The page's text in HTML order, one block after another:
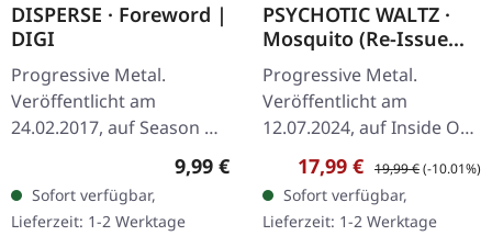
DISPERSE · Foreword |
DIGI
Progressive Metal.
Veröffentlicht am
24.02.2017, auf Season Of
Mist. First edition limited
digipak Es gibt Alben, die
einen von der ersten
Sekunde an…
Regulärer Preis:
9,99 €
Sofort verfügbar,
Lieferzeit: 1-2 Werktage
PSYCHOTIC WALTZ ·
Mosquito (Re-Issue
2024) | DIGIPAK 2CD
Progressive Metal.
Veröffentlicht am
12.07.2024, auf Inside Out
Music. Re-Release als
Doppel-CD mit neu
gemastertem Album und
Bonus-CD im DigiPak.…
Verkaufspreis:
17,99 € Regulärer Preis:
19,99 €(-10.01%)
Sofort verfügbar,
Lieferzeit: 1-2 Werktage